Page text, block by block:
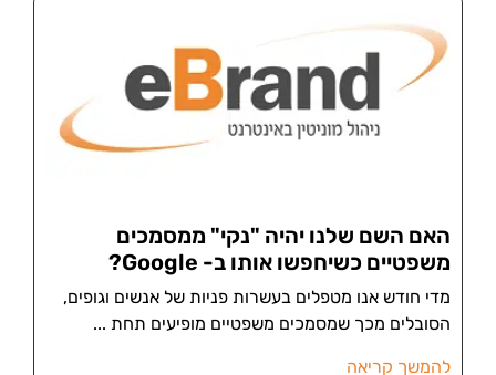
האם השם שלנו יהיה "נקי" ממסמכים
משפטיים כשיחפשו אותו ב- Google?
מדי חודש אנו מטפלים בעשרות פניות של אנשים וגופים,
הסובלים מכך שמסמכים משפטיים מופיעים תחת
להמשך קריאה